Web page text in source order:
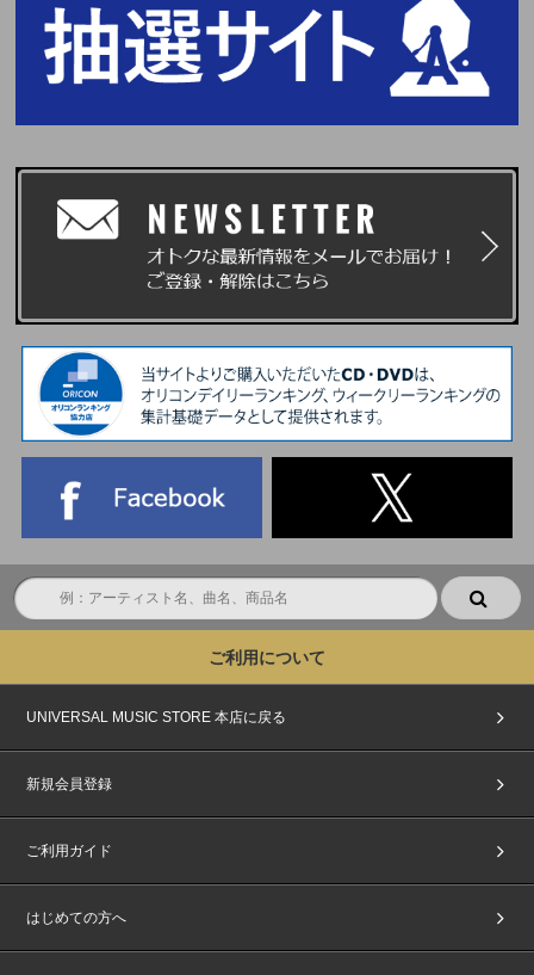
ご利用について
UNIVERSAL MUSIC STORE 本店に戻る
新規会員登録
ご利用ガイド
はじめての方へ